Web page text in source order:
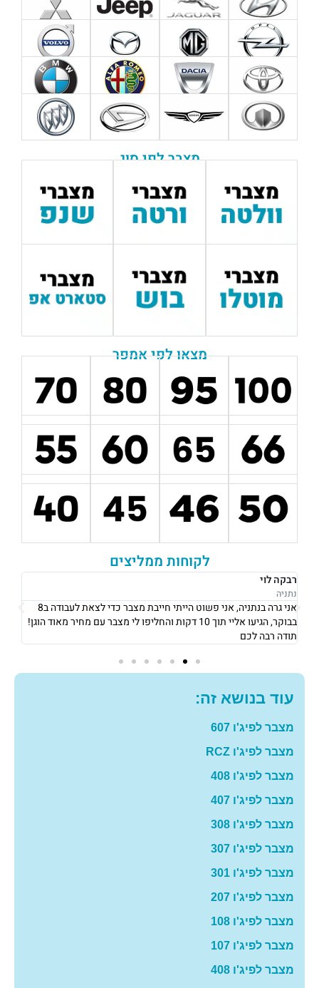
מצבר לפי סוג
מצאו לפי אמפר
לקוחות ממליצים
רבקה לוי
נתניה
אני גרה בנתניה, אני פשוט הייתי חייבת מצבר כדי לצאת לעבודה ב8
בבוקר, הגיעו אליי תוך 10 דקות והחליפו לי מצבר עם מחיר מאוד הוגן!
תודה רבה לכם
עוד בנושא זה:
מצבר לפיג'ו 607
מצבר לפיג'ו RCZ
מצבר לפיג'ו 408
מצבר לפיג'ו 407
מצבר לפיג'ו 308
מצבר לפיג'ו 307
מצבר לפיג'ו 301
מצבר לפיג'ו 207
מצבר לפיג'ו 108
מצבר לפיג'ו 107
מצבר לפיג'ו 408